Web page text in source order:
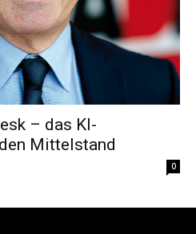
– das KI-
Mittelstand
0